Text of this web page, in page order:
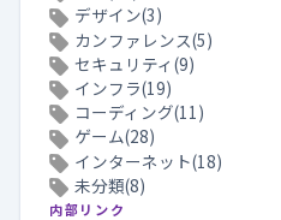
デザイン(3)
カンファレンス(5)
セキュリティ(9)
インフラ(19)
コーディング(11)
ゲーム(28)
インターネット(18)
未分類(8)
内部リンク